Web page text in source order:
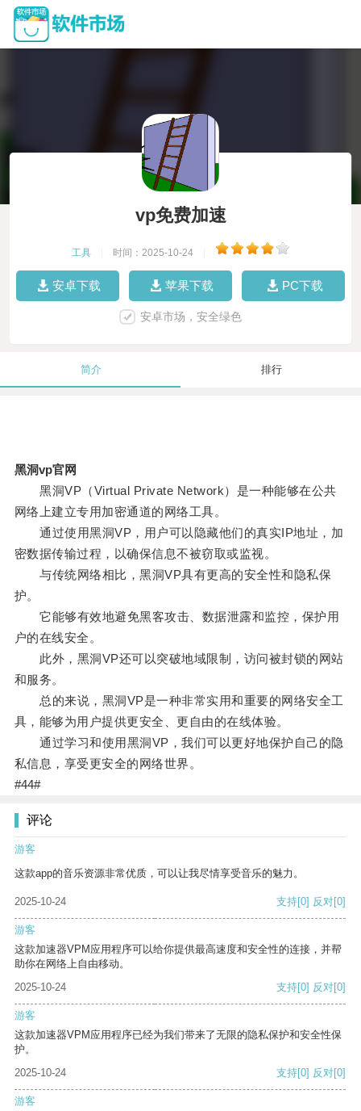
vp免费加速
工具 时间：2025-10-24
安卓下载 苹果下载 PC下载
安卓市场，安全绿色
简介 排行
黑洞vp官网
黑洞VP（Virtual Private Network）是一种能够在公共
网络上建立专用加密通道的网络工具。
通过使用黑洞VP，用户可以隐藏他们的真实IP地址，加
密数据传输过程，以确保信息不被窃取或监视。
与传统网络相比，黑洞VP具有更高的安全性和隐私保
护。
它能够有效地避免黑客攻击、数据泄露和监控，保护用
户的在线安全。
此外，黑洞VP还可以突破地域限制，访问被封锁的网站
和服务。
总的来说，黑洞VP是一种非常实用和重要的网络安全工
具，能够为用户提供更安全、更自由的在线体验。
通过学习和使用黑洞VP，我们可以更好地保护自己的隐
私信息，享受更安全的网络世界。
#44#
评论
游客
这款app的音乐资源非常优质，可以让我尽情享受音乐的魅力。
2025-10-24 支持[0] 反对[0]
游客
这款加速器VPM应用程序可以给你提供最高速度和安全性的连接，并帮
助你在网络上自由移动。
2025-10-24
支持[0] 反对[0]
游客
这款加速器VPM应用程序已经为我们带来了无限的隐私保护和安全性保
护。
2025-10-24
支持[0] 反对[0]
游客